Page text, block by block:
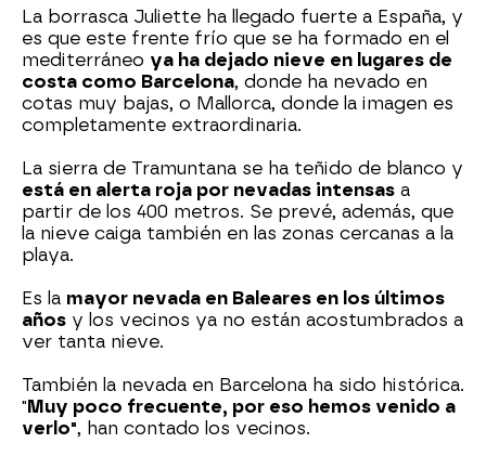
La borrasca Juliette ha llegado fuerte a España, y
es que este frente frío que se ha formado en el
mediterráneo ya ha dejado nieve en lugares de
costa como Barcelona, donde ha nevado en
cotas muy bajas, o Mallorca, donde la imagen es
completamente extraordinaria.
La sierra de Tramuntana se ha teñido de blanco y
está en alerta roja por nevadas intensas a
partir de los 400 metros. Se prevé, además, que
la nieve caiga también en las zonas cercanas a la
playa.
Es la mayor nevada en Baleares en los últimos
años y los vecinos ya no están acostumbrados a
ver tanta nieve.
También la nevada en Barcelona ha sido histórica.
" Muy poco frecuente, por eso hemos venido a
verlo", han contado los vecinos.